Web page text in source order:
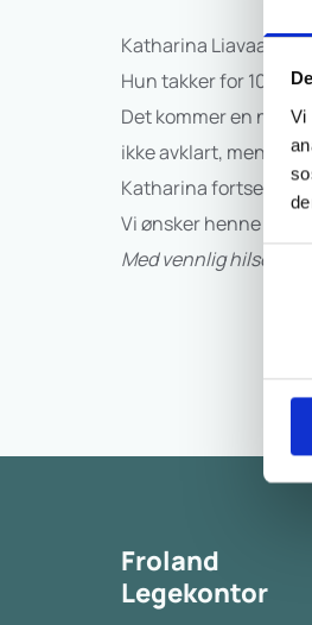
Vi
Katharina Liavaag
Hun takker for 10 fine
Det kommer en ny
ikke avklart, men blir
Katharina fortsetter i
Vi ønsker henne alt
Med vennlig hilsen
Froland
Legekontor